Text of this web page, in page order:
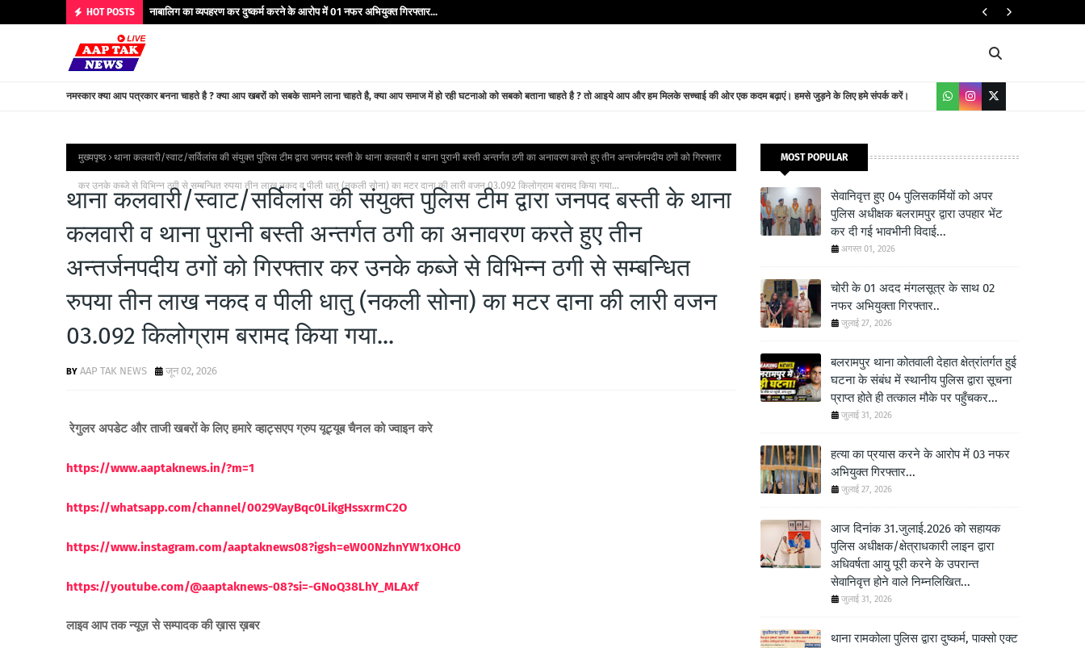
HOT POSTS नाबालिग का व्यपहरण कर दुष्कर्म करने के आरोप में 01 नफर अभियुक्त गिरफ्तार...
नमस्कार क्या आप पत्रकार बनना चाहते है ? क्या आप खबरों को सबके सामने लाना चाहते है, क्या आप समाज में हो रही घटनाओ को सबको बताना चाहते है ? तो आइये आप और हम मिलके सच्चाई की ओर एक कदम बढ़ाएं। हमसे जुड़ने के लिए हमे संपर्क करें।
मुख्यपृष्ठ थाना कलवारी/स्वाट/सर्विलांस की संयुक्त पुलिस टीम द्वारा जनपद बस्ती के थाना कलवारी व थाना पुरानी बस्ती अन्तर्गत ठगी का अनावरण करते हुए तीन अन्तर्जनपदीय ठगों को गिरफ्तार
कर उनके कब्जे से विभिन्न ठगी से सम्बन्धित रुपया तीन लाख नकद व पीली धातु (नकली सोना) का मटर दाना की लारी वजन 03.092 किलोग्राम बरामद किया गया...
थाना कलवारी/स्वाट/सर्विलांस की संयुक्त पुलिस टीम द्वारा जनपद बस्ती के थाना
कलवारी व थाना पुरानी बस्ती अन्तर्गत ठगी का अनावरण करते हुए तीन
अन्तर्जनपदीय ठगों को गिरफ्तार कर उनके कब्जे से विभिन्न ठगी से सम्बन्धित
रुपया तीन लाख नकद व पीली धातु (नकली सोना) का मटर दाना की लारी वजन
03.092 किलोग्राम बरामद किया गया...
AAP TAK NEWS जून 02, 2026
रेगुलर अपडेट और ताजी खबरों के लिए हमारे व्हाट्सएप ग्रुप यूट्यूब चैनल को ज्वाइन करे
https://www.aaptaknews.in/?m=1
https://whatsapp.com/channel/0029VayBqc0LikgHssxrmC2O
https://www.instagram.com/aaptaknews08?igsh=eW00NzhnYW1xOHc0
https://youtube.com/@aaptaknews-08?si=-GNoQ38LhY_MLAxf
लाइव आप तक न्यूज़ से सम्पादक की ख़ास ख़बर
MOST POPULAR
सेवानिवृत्त हुए 04 पुलिसकर्मियों को अपर
पुलिस अधीक्षक बलरामपुर द्वारा उपहार भेंट
कर दी गई भावभीनी विदाई...
अगस्त 01, 2026
चोरी के 01 अदद मंगलसूत्र के साथ 02
नफर अभियुक्ता गिरफ्तार..
जुलाई 27, 2026
बलरामपुर थाना कोतवाली देहात क्षेत्रांतर्गत हुई
घटना के संबंध में स्थानीय पुलिस द्वारा सूचना
प्राप्त होते ही तत्काल मौके पर पहुँचकर...
जुलाई 31, 2026
हत्या का प्रयास करने के आरोप में 03 नफर
अभियुक्त गिरफ्तार...
जुलाई 27, 2026
आज दिनांक 31.जुलाई.2026 को सहायक
पुलिस अधीक्षक/क्षेत्राधकारी लाइन द्वारा
अधिवर्षता आयु पूरी करने के उपरान्त
सेवानिवृत्त होने वाले निम्नलिखित...
जुलाई 31, 2026
थाना रामकोला पुलिस द्वारा दुष्कर्म, पाक्सो एक्ट